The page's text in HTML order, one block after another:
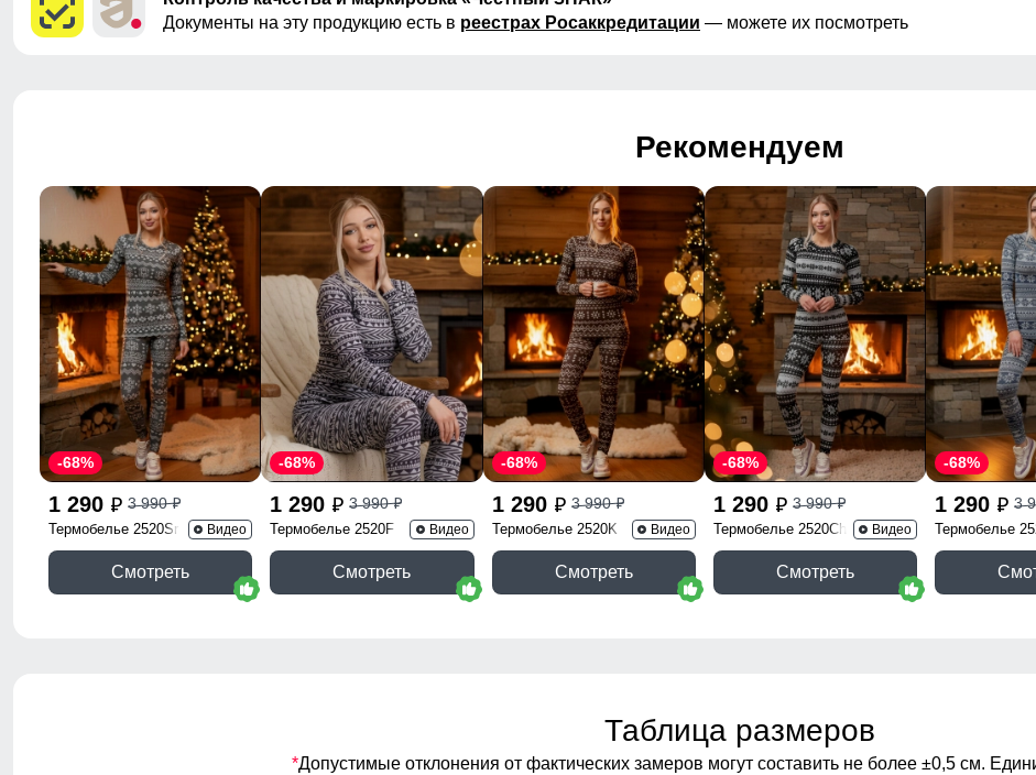
Документы на эту продукцию есть в реестрах Росаккредитации — можете их посмотреть
Рекомендуем
1 290 p 3 990p
-68%
Термобелье 2520Sr Видео
Смотреть
1 290 p 3 990p
-68%
Термобелье 2520F Видео
Смотреть
1 290 p 3 990p
-68%
Термобелье 2520K Видео
Смотреть
1 290 p 3 990p
-68%
Термобелье 2520Ch Видео
Смотреть
1 290 p 3
-68%
Термобелье
Таблица размеров
*Допустимые отклонения от фактических замеров могут составить не более ±0,5 см.